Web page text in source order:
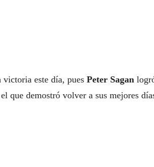
este día, pues Peter Sagan
que demostró volver a sus mejores